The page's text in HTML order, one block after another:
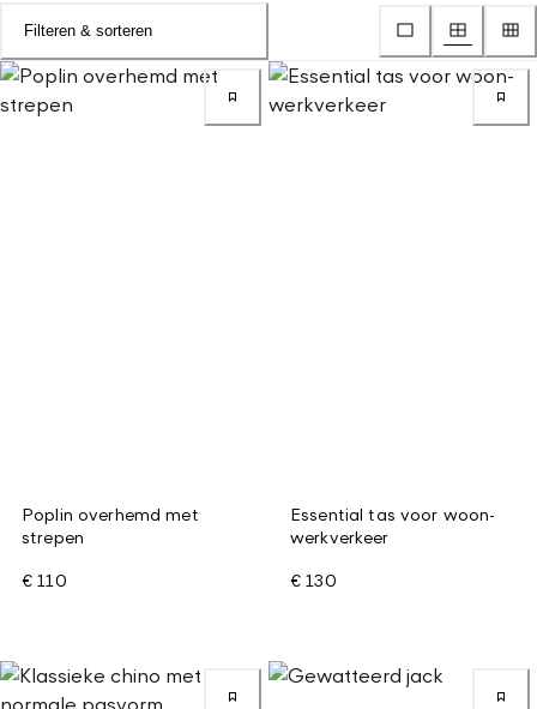
Filteren & sorteren
Poplin overhemd met
strepen
€ 110
Essential tas voor woon-
werkverkeer
€ 130